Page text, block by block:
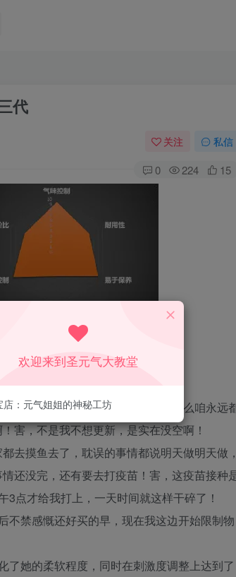
代
关注 私信
0 224 15
儿童了，但是只要有一颗童心，那么咱永远
害，不是我不想更新，是实在没空啊！
去摸鱼去了，耽误的事情都说明天做明天做，
还没完，还有要去打疫苗！害，这疫苗接种
点才给我打上，一天时间就这样干碎了！
不禁感慨还好买的早，现在我这边开始限制物
了她的柔软程度，同时在刺激度调整上达到了
欢迎来到圣元气大教堂
店：元气姐姐的神秘工坊